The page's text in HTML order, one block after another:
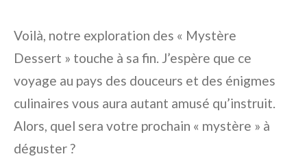
Voilà, notre exploration des « Mystère
Dessert » touche à sa fin. J’espère que ce
voyage au pays des douceurs et des énigmes
culinaires vous aura autant amusé qu’instruit.
Alors, quel sera votre prochain « mystère » à
déguster ?